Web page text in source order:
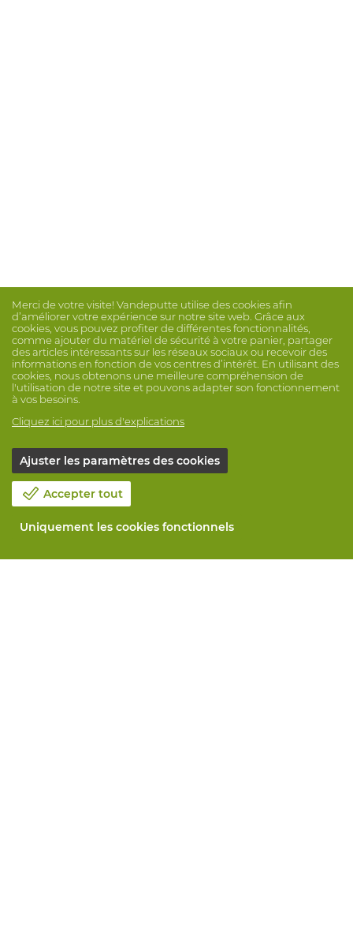
Merci de votre visite! Vandeputte utilise des cookies afin
d’améliorer votre expérience sur notre site web. Grâce aux
cookies, vous pouvez profiter de différentes fonctionnalités,
comme ajouter du matériel de sécurité à votre panier, partager
des articles intéressants sur les réseaux sociaux ou recevoir des
informations en fonction de vos centres d’intérêt. En utilisant des
cookies, nous obtenons une meilleure compréhension de
l'utilisation de notre site et pouvons adapter son fonctionnement
à vos besoins.
Cliquez ici pour plus d'explications
Ajuster les paramètres des cookies
Accepter tout
Uniquement les cookies fonctionnels